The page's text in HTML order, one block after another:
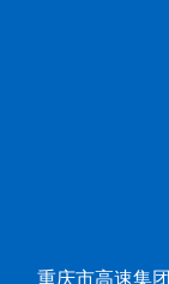
重庆市高速集团